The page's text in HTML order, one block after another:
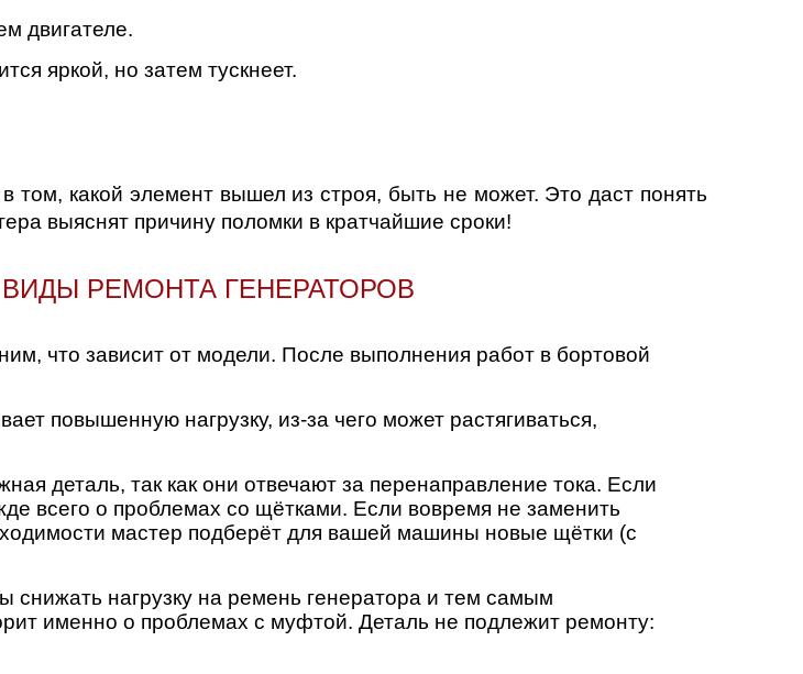
двигателе.
яркой, но затем тускнеет.
том, какой элемент вышел из строя, быть не может. Это даст понять
выяснят причину поломки в кратчайшие сроки!
РЕМОНТА ГЕНЕРАТОРОВ
что зависит от модели. После выполнения работ в бортовой
повышенную нагрузку, из-за чего может растягиваться,
деталь, так как они отвечают за перенаправление тока. Если
всего о проблемах со щётками. Если вовремя не заменить
мастер подберёт для вашей машины новые щётки (с
нагрузку на ремень генератора и тем самым
именно о проблемах с муфтой. Деталь не подлежит ремонту: